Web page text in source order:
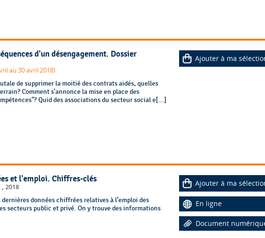
d'un désengagement. Dossier
au 30 avril 2018)
de supprimer la moitié des contrats aidés, quelles
Comment s'annonce la mise en place des
Quid des associations du secteur social e[...]
Ajouter à ma
et l'emploi. Chiffres-clés
, 2018
données chiffrées relatives à l’emploi des
secteurs public et privé. On y trouve des informations
Ajouter à ma
En ligne
Document